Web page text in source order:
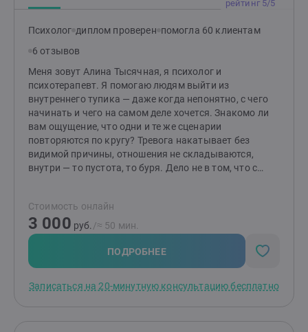
психолога, имею личную психотерапию и регулярную
обучения и повышаю свою квалификацию.
рейтинг 5/5
Психолог диплом проверен помогла 60 клиентам
6 отзывов
Меня зовут Алина Тысячная, я психолог и
психотерапевт. Я помогаю людям выйти из
внутреннего тупика — даже когда непонятно, с чего
начинать и чего на самом деле хочется. Знакомо ли
вам ощущение, что одни и те же сценарии
повторяются по кругу? Тревога накатывает без
видимой причины, отношения не складываются,
внутри — то пустота, то буря. Дело не в том, что с
добраться — бережно и без насилия. Мой метод —
сочетание символдрамы и КПТ. Через образы мы
обходим внутреннего критика и слышим то, о чём
молчат слова. А с помощью КПТ выстраиваем
конкретные шаги к изменениям. Глубина плюс опора.
«просто поговорить». Это про реальные сдвиги — в
Стоимость онлайн
3 000 руб. /≈ 50 мин.
ПОДРОБНЕЕ
Записаться на 20-минутную консультацию бесплатно